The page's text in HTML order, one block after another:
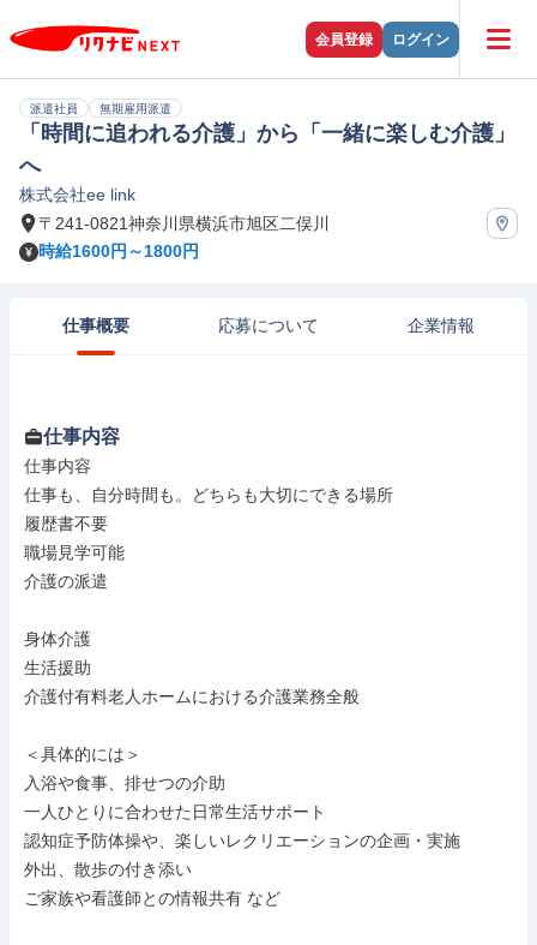
会員登録 ログイン
派遣社員 無期雇用派遣
「時間に追われる介護」から「一緒に楽しむ介護」
へ
株式会社ee link
〒241-0821神奈川県横浜市旭区二俣川
時給1600円～1800円
仕事概要 応募について 企業情報
仕事内容
仕事内容
仕事も、自分時間も。どちらも大切にできる場所
履歴書不要
職場見学可能
介護の派遣
身体介護
生活援助
介護付有料老人ホームにおける介護業務全般
＜具体的には＞
入浴や食事、排せつの介助
一人ひとりに合わせた日常生活サポート
認知症予防体操や、楽しいレクリエーションの企画・実施
外出、散歩の付き添い
ご家族や看護師との情報共有 など